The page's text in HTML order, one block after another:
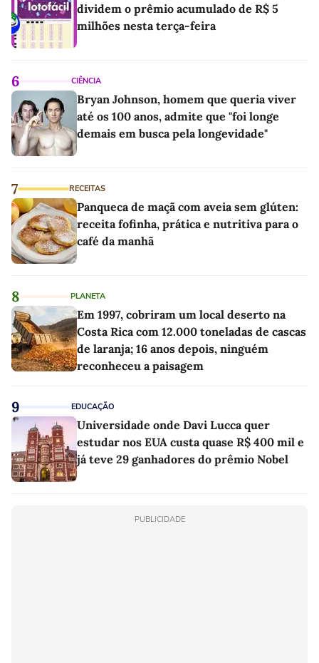
dividem o prêmio acumulado de R$ 5
milhões nesta terça-feira
6 CIÊNCIA
Bryan Johnson, homem que queria viver
até os 100 anos, admite que "foi longe
demais em busca pela longevidade"
7 RECEITAS
Panqueca de maçã com aveia sem glúten:
receita fofinha, prática e nutritiva para o
café da manhã
8 PLANETA
Em 1997, cobriram um local deserto na
Costa Rica com 12.000 toneladas de cascas
de laranja; 16 anos depois, ninguém
reconheceu a paisagem
9 EDUCAÇÃO
Universidade onde Davi Lucca quer
estudar nos EUA custa quase R$ 400 mil e
já teve 29 ganhadores do prêmio Nobel
PUBLICIDADE